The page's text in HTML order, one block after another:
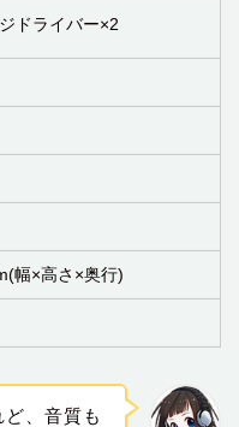
ドライバー×2
幅×高さ×奥行)
、音質も